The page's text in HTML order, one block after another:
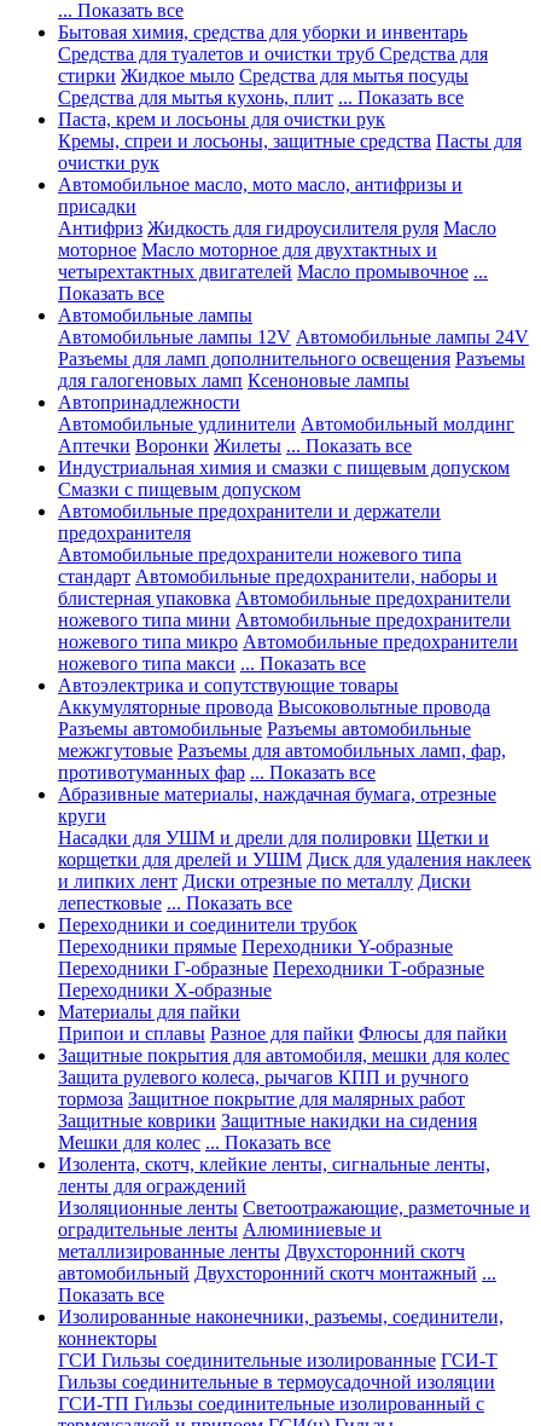
... Показать все
Бытовая химия, средства для уборки и инвентарь
Средства для туалетов и очистки труб Средства для
стирки Жидкое мыло Средства для мытья посуды
Средства для мытья кухонь, плит ... Показать все
Паста, крем и лосьоны для очистки рук
Кремы, спреи и лосьоны, защитные средства Пасты для
очистки рук
Автомобильное масло, мото масло, антифризы и
присадки
Антифриз Жидкость для гидроусилителя руля Масло
моторное Масло моторное для двухтактных и
четырехтактных двигателей Масло промывочное ...
Показать все
Автомобильные лампы
Автомобильные лампы 12V Автомобильные лампы 24V
Разъемы для ламп дополнительного освещения Разъемы
для галогеновых ламп Ксеноновые лампы
Автопринадлежности
Автомобильные удлинители Автомобильный молдинг
Аптечки Воронки Жилеты ... Показать все
Индустриальная химия и смазки с пищевым допуском
Смазки с пищевым допуском
Автомобильные предохранители и держатели
предохранителя
Автомобильные предохранители ножевого типа
стандарт Автомобильные предохранители, наборы и
блистерная упаковка Автомобильные предохранители
ножевого типа мини Автомобильные предохранители
ножевого типа микро Автомобильные предохранители
ножевого типа макси ... Показать все
Автоэлектрика и сопутствующие товары
Аккумуляторные провода Высоковольтные провода
Разъемы автомобильные Разъемы автомобильные
межжгутовые Разъемы для автомобильных ламп, фар,
противотуманных фар ... Показать все
Абразивные материалы, наждачная бумага, отрезные
круги
Насадки для УШМ и дрели для полировки Щетки и
корщетки для дрелей и УШМ Диск для удаления наклеек
и липких лент Диски отрезные по металлу Диски
лепестковые ... Показать все
Переходники и соединители трубок
Переходники прямые Переходники Y-образные
Переходники Г-образные Переходники Т-образные
Переходники Х-образные
Материалы для пайки
Припои и сплавы Разное для пайки Флюсы для пайки
Защитные покрытия для автомобиля, мешки для колес
Защита рулевого колеса, рычагов КПП и ручного
тормоза Защитное покрытие для малярных работ
Защитные коврики Защитные накидки на сидения
Мешки для колес ... Показать все
Изолента, скотч, клейкие ленты, сигнальные ленты,
ленты для ограждений
Изоляционные ленты Светоотражающие, разметочные и
оградительные ленты Алюминиевые и
металлизированные ленты Двухсторонний скотч
автомобильный Двухсторонний скотч монтажный ...
Показать все
Изолированные наконечники, разъемы, соединители,
коннекторы
ГСИ Гильзы соединительные изолированные ГСИ-Т
Гильзы соединительные в термоусадочной изоляции
ГСИ-ТП Гильзы соединительные изолированный с